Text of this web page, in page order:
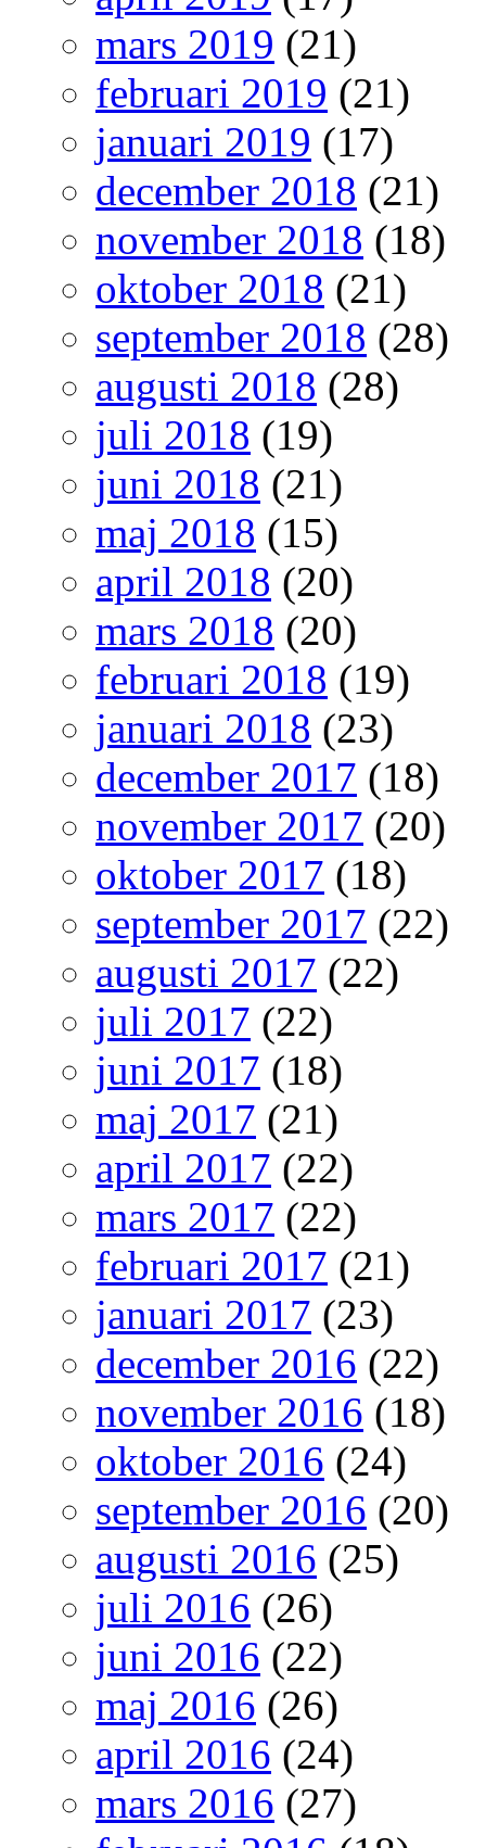
mars 2019 (21)
februari 2019 (21)
januari 2019 (17)
december 2018 (21)
november 2018 (18)
oktober 2018 (21)
september 2018 (28)
augusti 2018 (28)
juli 2018 (19)
juni 2018 (21)
maj 2018 (15)
april 2018 (20)
mars 2018 (20)
februari 2018 (19)
januari 2018 (23)
december 2017 (18)
november 2017 (20)
oktober 2017 (18)
september 2017 (22)
augusti 2017 (22)
juli 2017 (22)
juni 2017 (18)
maj 2017 (21)
april 2017 (22)
mars 2017 (22)
februari 2017 (21)
januari 2017 (23)
december 2016 (22)
november 2016 (18)
oktober 2016 (24)
september 2016 (20)
augusti 2016 (25)
juli 2016 (26)
juni 2016 (22)
maj 2016 (26)
april 2016 (24)
mars 2016 (27)